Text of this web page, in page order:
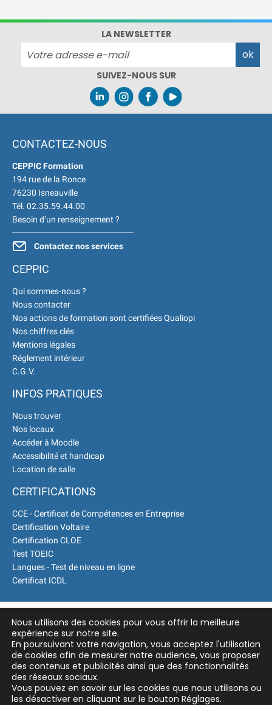
|
ACCUEIL du CEPPIC :
02 35 59 44 00
Qualité Sécurité Environnement
Développement Durable en
alternance :participez à nos
réunions d’information
Prenez RDV :Notre équipe
LA NEWSLETTER
SUIVEZ-NOUS SUR
CONTACTEZ-NOUS
CEPPIC Formation
194 rue de la Ronce
76230 Isneauville
Tél. 02.35.59.44.00
Besoin d’un renseignement ?
Contactez nos services
CEPPIC
Qui sommes-nous ?
Nous contacter
Nos actions de formation sont certifiées Qualiopi
Nos chiffres clés
Mentions légales
Réglement intérieur
C.G.V.
INFOS PRATIQUES
Nous trouver
Nos locaux
Accéder à Moodle
Accessibilité et handicap
Location de salle
CERTIFICATIONS
CCE - Certificat de Compétences en Entreprise
Certification Voltaire
Certification CLOE
Test TOEIC
Langues - Test de niveau en ligne
Certificat ICDL
Nous utilisons des cookies pour vous offrir la meilleure
expérience sur notre site.
En poursuivant votre navigation, vous acceptez l'utilisation
de cookies afin de mesurer notre audience, vous proposer
des contenus et publicités ainsi que des fonctionnalités
des réseaux sociaux.
Vous pouvez en savoir sur les cookies que nous utilisons ou
les désactiver en cliquant sur le bouton Réglages.